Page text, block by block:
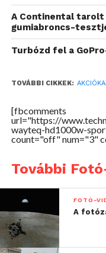
Aztán pedig azt
nem csak
hanem örökre
HD1000W
vannak a saját
tényleg hasonlatos
A Continental
gumiabroncs-
Turbózd fel a
TOVÁBBI CIKKEK:
[fbcomments
url="https://
wayteq-hd1000w-
count="off" num="3"
További
FOTÓ-
A